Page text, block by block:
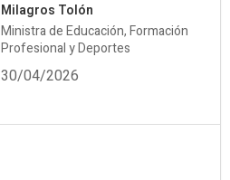
Milagros Tolón
Ministra de Educación, Formación
Profesional y Deportes
30/04/2026